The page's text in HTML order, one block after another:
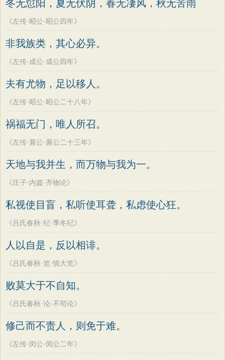
冬无愆阳，夏无伏阴，春无凄风，秋无苦雨
《左传·昭公·昭公四年》
非我族类，其心必异。
《左传·成公·成公四年》
夫有尤物，足以移人。
《左传·昭公·昭公二十八年》
祸福无门，唯人所召。
《左传·襄公·襄公二十三年》
天地与我并生，而万物与我为一。
《庄子·内篇·齐物论》
私视使目盲，私听使耳聋，私虑使心狂。
《吕氏春秋·纪·季冬纪》
人以自是，反以相诽。
《吕氏春秋·览·慎大览》
败莫大于不自知。
《吕氏春秋·论·不苟论》
修己而不责人，则免于难。
《左传·闵公·闵公二年》